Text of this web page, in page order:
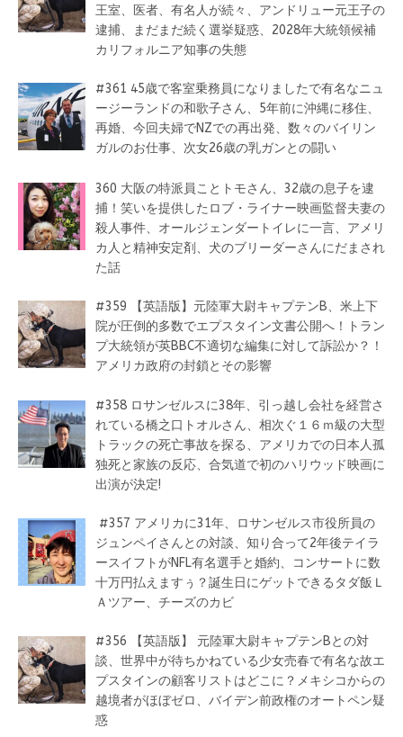
王室、医者、有名人が続々、アンドリュー元王子の
逮捕、まだまだ続く選挙疑惑、2028年大統領候補
カリフォルニア知事の失態
#361 45歳で客室乗務員になりましたで有名なニュ
ージーランドの和歌子さん、5年前に沖縄に移住、
再婚、今回夫婦でNZでの再出発、数々のバイリン
ガルのお仕事、次女26歳の乳ガンとの闘い
360 大阪の特派員ことトモさん、32歳の息子を逮
捕！笑いを提供したロブ・ライナー映画監督夫妻の
殺人事件、オールジェンダートイレに一言、アメリ
カ人と精神安定剤、犬のブリーダーさんにだまされ
た話
#359 【英語版】元陸軍大尉キャプテンB、米上下
院が圧倒的多数でエプスタイン文書公開へ！トラン
プ大統領が英BBC不適切な編集に対して訴訟か？！
アメリカ政府の封鎖とその影響
#358 ロサンゼルスに38年、引っ越し会社を経営さ
れている橋之口トオルさん、相次ぐ１６ｍ級の大型
トラックの死亡事故を探る、アメリカでの日本人孤
独死と家族の反応、合気道で初のハリウッド映画に
出演が決定!
#357 アメリカに31年、ロサンゼルス市役所員の
ジュンペイさんとの対談、知り合って2年後テイラ
ースイフトがNFL有名選手と婚約、コンサートに数
十万円払えますぅ？誕生日にゲットできるタダ飯Ｌ
Ａツアー、チーズのカビ
#356 【英語版】 元陸軍大尉キャプテンBとの対
談、世界中が待ちかねている少女売春で有名な故エ
プスタインの顧客リストはどこに？メキシコからの
越境者がほぼゼロ、バイデン前政権のオートペン疑
惑